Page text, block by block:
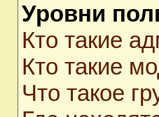
Уровни
Кто такие
Кто такие
Что такое